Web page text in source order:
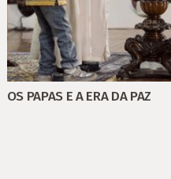
OS PAPAS E A ERA DA PAZ